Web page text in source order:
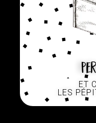
ET
LES